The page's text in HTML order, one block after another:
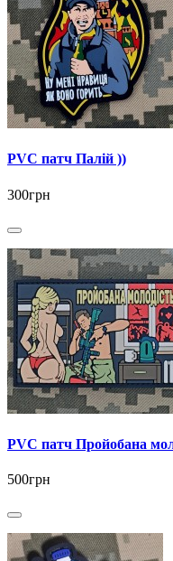
PVC патч Палій ))
300грн
PVC патч Пройобана
500грн